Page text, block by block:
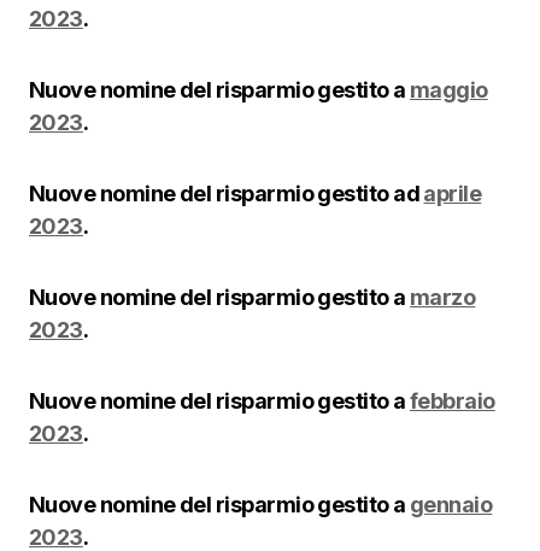
2023.
Nuove nomine del risparmio gestito a maggio
2023.
Nuove nomine del risparmio gestito adaprile
2023.
Nuove nomine del risparmio gestito a marzo
2023.
Nuove nomine del risparmio gestito afebbraio
2023.
Nuove nomine del risparmio gestito a gennaio
2023.